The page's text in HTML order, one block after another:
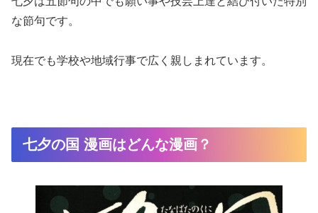
な節句です。
現在でも学校や地域行事で広く親しまれています。
七夕の国 漫画はどんな漫画？